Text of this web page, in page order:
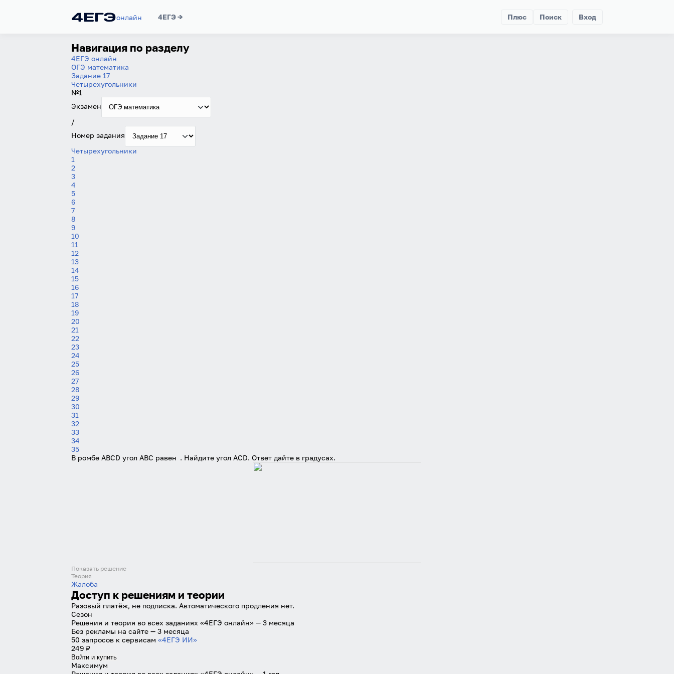
Войти
онлайн 4ЕГЭ → Вход
Плюс Поиск
Навигация по разделу
4ЕГЭ онлайн
ОГЭ математика
Задание 17
Четырехугольники
№1
Экзамен
/
Номер задания
Четырехугольники
1
2
3
4
5
6
7
8
9
10
11
12
13
14
15
16
17
18
19
20
21
22
23
24
25
26
27
28
29
30
31
32
33
34
35
В ромбе ABCD угол ABC равен . Найдите угол ACD. Ответ дайте в градусах.
Показать решение
Теория
Жалоба
Доступ к решениям и теории
Разовый платёж, не подписка. Автоматического продления нет.
Сезон
Решения и теория во всех заданиях «4ЕГЭ онлайн» — 3 месяца
Без рекламы на сайте — 3 месяца
50 запросов к сервисам «4ЕГЭ ИИ»
249 ₽
Войти и купить
Максимум